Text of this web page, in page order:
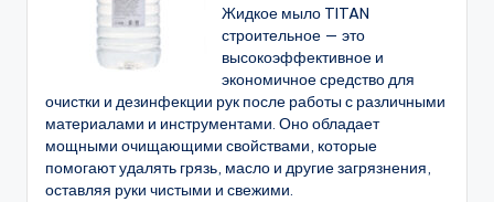
Жидкое мыло TITAN
строительное — это
высокоэффективное и
экономичное средство для
очистки и дезинфекции рук после работы с различными
материалами и инструментами. Оно обладает
мощными очищающими свойствами, которые
помогают удалять грязь, масло и другие загрязнения,
оставляя руки чистыми и свежими.